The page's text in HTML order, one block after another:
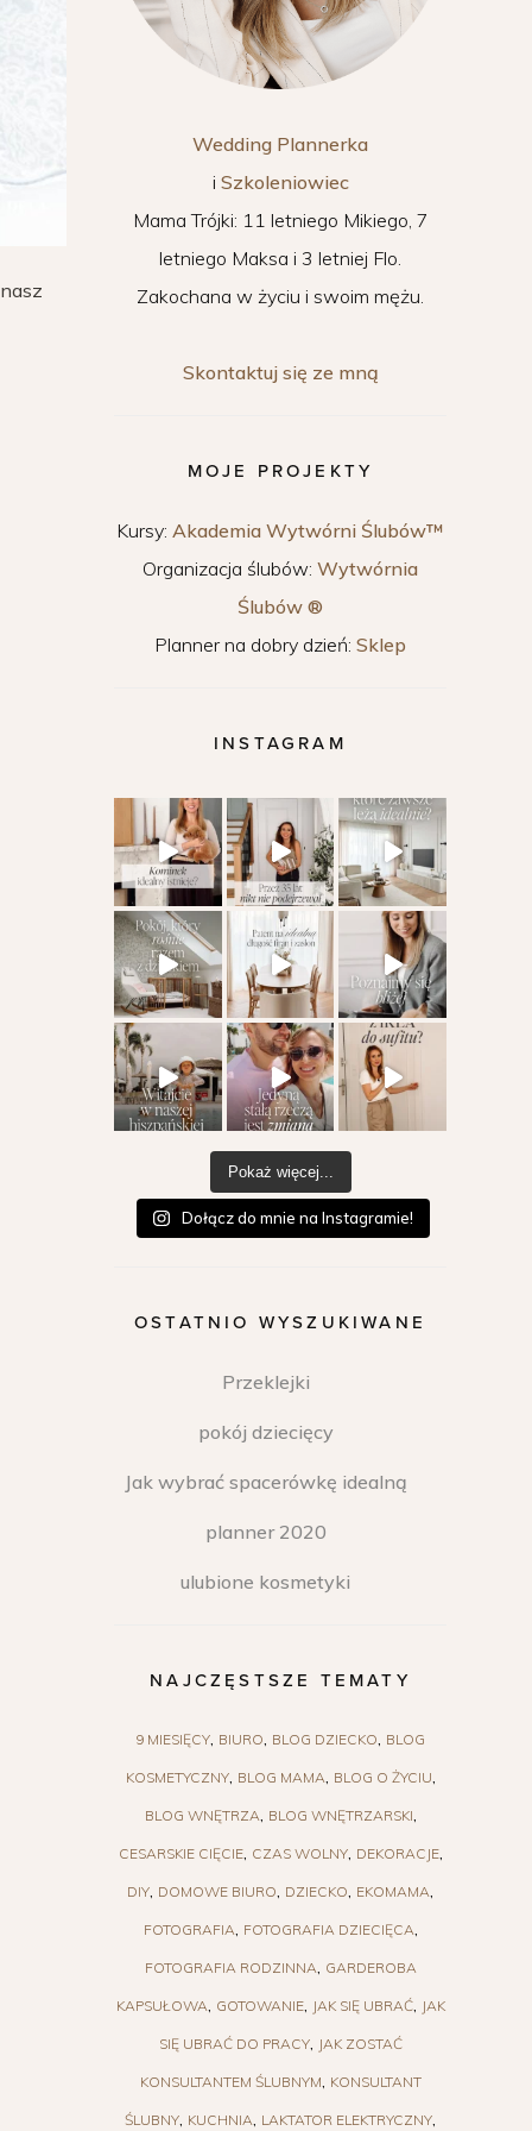
Wedding Plannerka
i Szkoleniowiec
Mama Trójki: 11 letniego Mikiego, 7
letniego Maksa i 3 letniej Flo.
Zakochana w życiu i swoim mężu.
Skontaktuj się ze mną
MOJE PROJEKTY
Kursy: Akademia Wytwórni Ślubów™
Organizacja ślubów: Wytwórnia
Ślubów ®
Planner na dobry dzień: Sklep
INSTAGRAM
Pokaż więcej...
Dołącz do mnie na Instagramie!
OSTATNIO WYSZUKIWANE
Przeklejki
pokój dziecięcy
Jak wybrać spacerówkę idealną
planner 2020
ulubione kosmetyki
NAJCZĘSTSZE TEMATY
9 MIESIĘCY BIURO BLOG DZIECKO BLOG
KOSMETYCZNY BLOG MAMA BLOG O ŻYCIU
BLOG WNĘTRZA BLOG WNĘTRZARSKI
CESARSKIE CIĘCIE CZAS WOLNY DEKORACJE
DIY DOMOWE BIURO DZIECKO EKOMAMA
FOTOGRAFIA FOTOGRAFIA DZIECIĘCA
FOTOGRAFIA RODZINNA GARDEROBA
KAPSUŁOWA GOTOWANIE JAK SIĘ UBRAĆ JAK
SIĘ UBRAĆ DO PRACY JAK ZOSTAĆ
KONSULTANTEM ŚLUBNYM KONSULTANT
ŚLUBNY KUCHNIA LAKTATOR ELEKTRYCZNY